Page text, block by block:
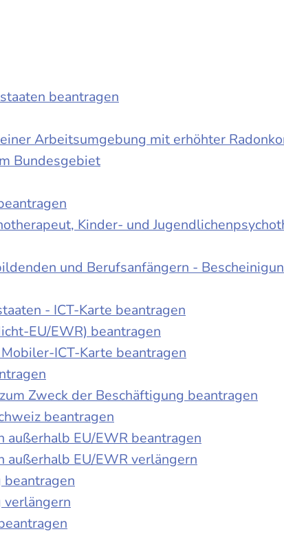
beantragen
Arbeitsumgebung mit erhöhter
Bundesgebiet
Kinder- und
und Berufsanfängern -
- ICT-Karte beantragen
EU/EWR) beantragen
ICT-Karte beantragen
Zweck der Beschäftigung beantragen
beantragen
EU/EWR beantragen
EU/EWR verlängern